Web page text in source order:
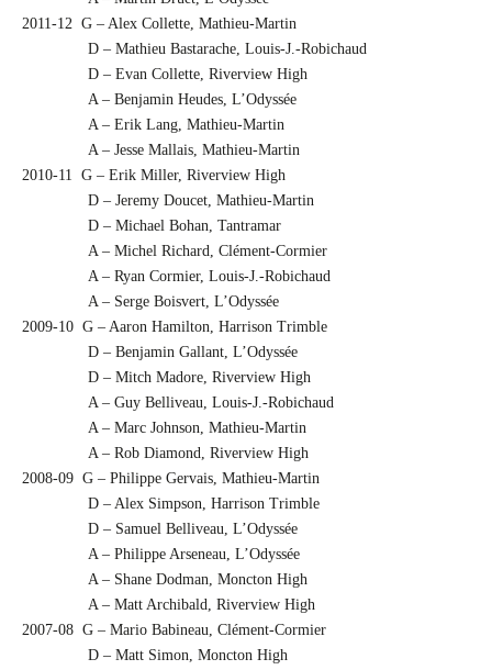
2011-12 G – Alex Collette, Mathieu-Martin
D – Mathieu Bastarache, Louis-J.-Robichaud
D – Evan Collette, Riverview High
A – Benjamin Heudes, L’Odyssée
A – Erik Lang, Mathieu-Martin
A – Jesse Mallais, Mathieu-Martin
2010-11 G – Erik Miller, Riverview High
D – Jeremy Doucet, Mathieu-Martin
D – Michael Bohan, Tantramar
A – Michel Richard, Clément-Cormier
A – Ryan Cormier, Louis-J.-Robichaud
A – Serge Boisvert, L’Odyssée
2009-10 G – Aaron Hamilton, Harrison Trimble
D – Benjamin Gallant, L’Odyssée
D – Mitch Madore, Riverview High
A – Guy Belliveau, Louis-J.-Robichaud
A – Marc Johnson, Mathieu-Martin
A – Rob Diamond, Riverview High
2008-09 G – Philippe Gervais, Mathieu-Martin
D – Alex Simpson, Harrison Trimble
D – Samuel Belliveau, L’Odyssée
A – Philippe Arseneau, L’Odyssée
A – Shane Dodman, Moncton High
A – Matt Archibald, Riverview High
2007-08 G – Mario Babineau, Clément-Cormier
D – Matt Simon, Moncton High